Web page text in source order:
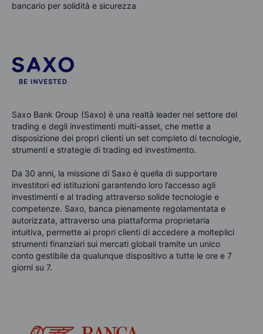
bancario per solidità e sicurezza
Saxo Bank Group (Saxo) è una realtà leader nel settore del
trading e degli investimenti multi-asset, che mette a
disposizione dei propri clienti un set completo di tecnologie,
strumenti e strategie di trading ed investimento.
Da 30 anni, la missione di Saxo è quella di supportare
investitori ed istituzioni garantendo loro l’accesso agli
investimenti e al trading attraverso solide tecnologie e
competenze. Saxo, banca pienamente regolamentata e
autorizzata, attraverso una piattaforma proprietaria
intuitiva, permette ai propri clienti di accedere a molteplici
strumenti finanziari sui mercati globali tramite un unico
conto gestibile da qualunque dispositivo a tutte le ore e 7
giorni su 7.